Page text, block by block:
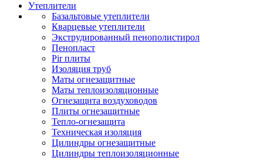
Утеплители
Базальтовые утеплители
Кварцевые утеплители
Экструдированный пенополистирол
Пенопласт
Pir плиты
Изоляция труб
Маты огнезащитные
Маты теплоизоляционные
Огнезащита воздуховодов
Плиты огнезащитные
Тепло-огнезащита
Техническая изоляция
Цилиндры огнезащитные
Цилиндры теплоизоляционные